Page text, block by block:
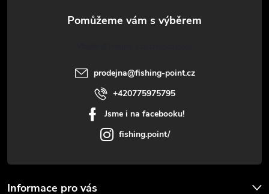
prodejna@fishing-point.cz
+420775975795
Jsme i na facebooku!
fishing.point/
Informace pro vás